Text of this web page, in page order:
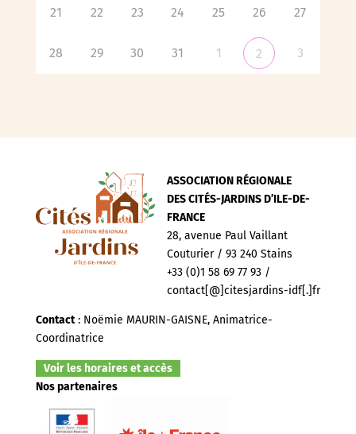
21 22 23 24 25 26 27
28 29 30 31 1 2 3
ASSOCIATION RÉGIONALE
DES CITÉS-JARDINS D’ILE-DE-
FRANCE
28, avenue Paul Vaillant
Couturier / 93 240 Stains
+33 (0)1 58 69 77 93 /
contact[@]citesjardins-idf[.]fr
Contact: Noëmie MAURIN-GAISNE, Animatrice-
Coordinatrice
Voir les horaires et accès
Nos partenaires